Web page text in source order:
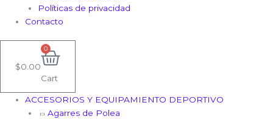
Políticas de privacidad
Contacto
$0.00
0
Cart
ACCESORIOS Y EQUIPAMIENTO DEPORTIVO
Agarres de Polea